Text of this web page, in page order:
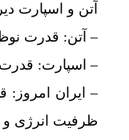
آتن و اسپارت
– آتن: قدرت
– اسپارت:
– ایران امروز:
ظرفیت انرژی و